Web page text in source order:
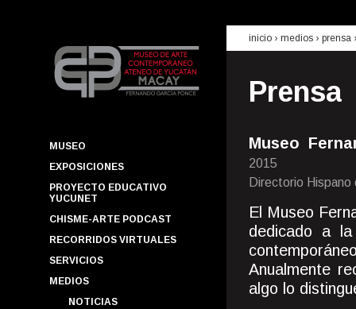
MUSEO
EXPOSICIONES
PROYECTO EDUCATIVO
YUCUNET
CHISME-ARTE PODCAST
RECORRIDOS VIRTUALES
SERVICIOS
MEDIOS
NOTICIAS
inicio › medios › prensa
Prensa
Museo
2015
Directorio Hispano
El Museo
dedicado a
Anualmente
algo lo